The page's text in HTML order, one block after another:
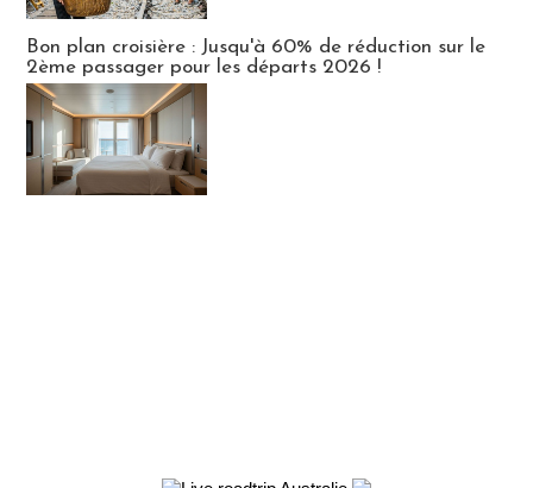
Bon plan croisière : Jusqu'à 60% de réduction sur le
2ème passager pour les départs 2026 !